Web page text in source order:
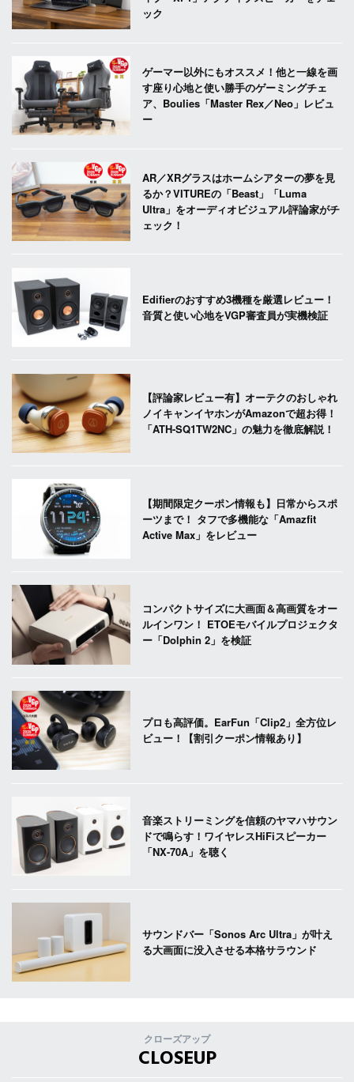
ック
ゲーマー以外にもオススメ！他と一線を画
す座り心地と使い勝手のゲーミングチェ
ア、Boulies「Master Rex／Neo」レビュ
ー
AR／XRグラスはホームシアターの夢を見
るか？VITUREの「Beast」「Luma
Ultra」をオーディオビジュアル評論家がチ
ェック！
Edifierのおすすめ3機種を厳選レビュー！
音質と使い心地をVGP審査員が実機検証
【評論家レビュー有】オーテクのおしゃれ
ノイキャンイヤホンがAmazonで超お得！
「ATH-SQ1TW2NC」の魅力を徹底解説！
【期間限定クーポン情報も】日常からスポ
ーツまで！ タフで多機能な「Amazfit
Active Max」をレビュー
コンパクトサイズに大画面＆高画質をオー
ルインワン！ ETOEモバイルプロジェクタ
ー「Dolphin 2」を検証
プロも高評価。EarFun「Clip2」全方位レ
ビュー！【割引クーポン情報あり】
音楽ストリーミングを信頼のヤマハサウン
ドで鳴らす！ワイヤレスHiFiスピーカー
「NX-70A」を聴く
サウンドバー「Sonos Arc Ultra」が叶え
る大画面に没入させる本格サラウンド
クローズアップ
CLOSEUP